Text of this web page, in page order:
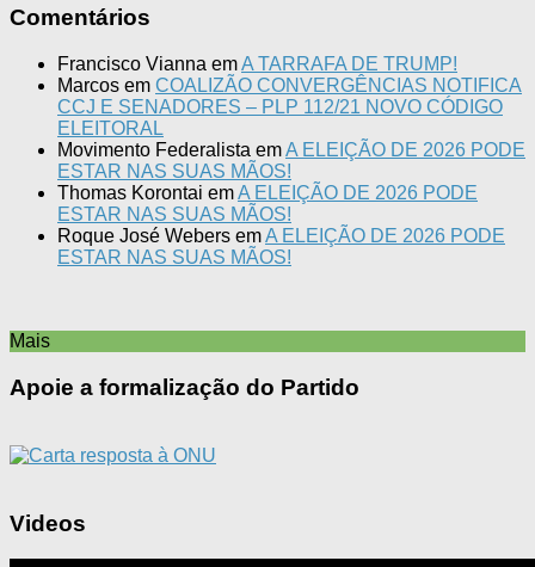
Comentários
Francisco Vianna emA TARRAFA DE TRUMP!
Marcos em COALIZÃO CONVERGÊNCIAS NOTIFICA
CCJ E SENADORES – PLP 112/21 NOVO CÓDIGO
ELEITORAL
Movimento Federalista emA ELEIÇÃO DE 2026 PODE
ESTAR NAS SUAS MÃOS!
Thomas Korontai emA ELEIÇÃO DE 2026 PODE
ESTAR NAS SUAS MÃOS!
Roque José Webers emA ELEIÇÃO DE 2026 PODE
ESTAR NAS SUAS MÃOS!
Mais
Apoie a formalização do Partido
Videos